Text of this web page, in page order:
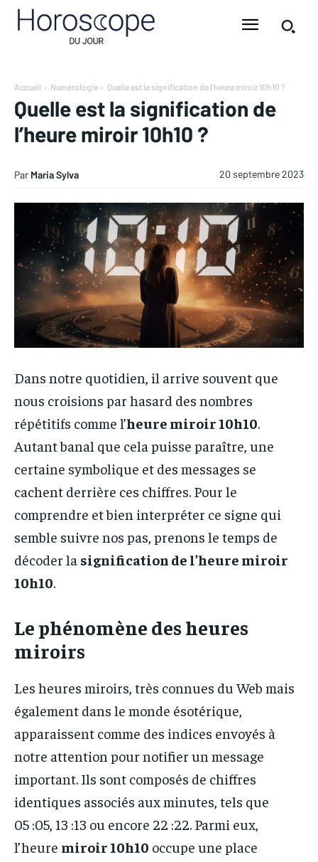
Accueil Numérologie Quelle est la signification de l'heure miroir 10h10 ?
Quelle est la signification de
l’heure miroir 10h10 ?
20 septembre 2023
Par Maria Sylva
Dans notre quotidien, il arrive souvent que
nous croisions par hasard des nombres
répétitifs comme l’heure miroir 10h10.
Autant banal que cela puisse paraître, une
certaine symbolique et des messages se
cachent derrière ces chiffres. Pour le
comprendre et bien interpréter ce signe qui
semble suivre nos pas, prenons le temps de
décoder la signification de l’heure miroir
10h10.
Le phénomène des heures
miroirs
Les heures miroirs, très connues du Web mais
également dans le monde ésotérique,
apparaissent comme des indices envoyés à
notre attention pour notifier un message
important. Ils sont composés de chiffres
identiques associés aux minutes, tels que
05 :05, 13 :13 ou encore 22 :22. Parmi eux,
l’heure miroir 10h10 occupe une place